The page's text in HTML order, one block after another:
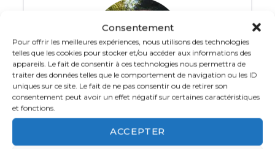
Consentement
Pour offrir les meilleures expériences, nous utilisons des technologies
telles que les cookies pour stocker et/ou accéder aux informations des
appareils. Le fait de consentir à ces technologies nous permettra de
traiter des données telles que le comportement de navigation ou les ID
uniques sur ce site. Le fait de ne pas consentir ou de retirer son
consentement peut avoir un effet négatif sur certaines caractéristiques
et fonctions.
ACCEPTER
lac Eyasi, une occasion unique de
tribu de chasseurs-cueilleurs.
Poursuivez votre séjour Tanzanie avec des
safaris mémorables dans leSerengeti, l’un des
parcs les plus emblématiques d’Afrique, où vous
pourrez observer les fameux « Big Five » : lions,